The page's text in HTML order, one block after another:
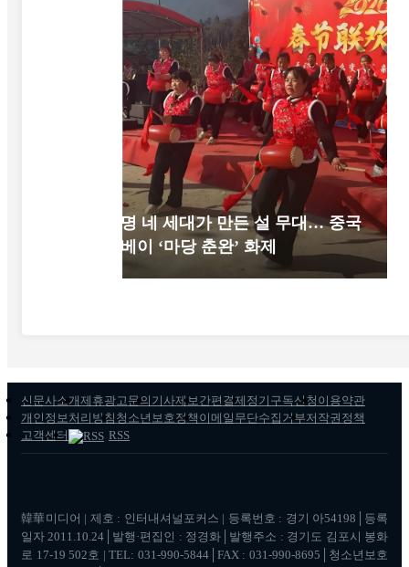
52명 네 세대가 만든 설 무대… 중국
후베이 ‘마당 춘완’ 화제
신문사소개제휴광고문의 기사제보간편결제 정기구독신청 이용약관
개인정보처리방침 청소년보호정책 이메일무단수집거부저작권정책
고객센터
RSS
韓華미디어 | 제호 : 인터내셔널포커스 | 등록번호 : 경기 아54198│등록
일자 2011.10.24│발행·편집인 : 정경화│발행주소 : 경기도 김포시 봉화
로 17-19 502호 | TEL: 031-990-5844│FAX : 031-990-8695│청소년보호